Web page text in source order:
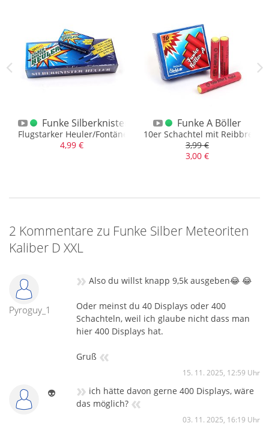
Vorbild
Funke Silberknister Heuler 2017
Flugstarker Heuler/Fontäne mit Silbercrackling
4,99 €
Funke A Böller
10er Schachtel mit Reibbrett
3,99 €
3,00 €
2 Kommentare zu Funke Silber Meteoriten
Kaliber D XXL
Pyroguy_1
» Also du willst knapp 9,5k ausgeben😂 😂
Oder meinst du 40 Displays oder 400
Schachteln, weil ich glaube nicht dass man
hier 400 Displays hat.
Gruß «
15. 11. 2025, 12:59 Uhr
👽 » ich hätte davon gerne 400 Displays, wäre
das möglich? «
03. 11. 2025, 16:19 Uhr